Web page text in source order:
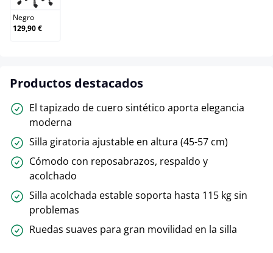
Negro
129,90 €
Productos destacados
El tapizado de cuero sintético aporta elegancia
moderna
Silla giratoria ajustable en altura (45-57 cm)
Cómodo con reposabrazos, respaldo y
acolchado
Silla acolchada estable soporta hasta 115 kg sin
problemas
Ruedas suaves para gran movilidad en la silla